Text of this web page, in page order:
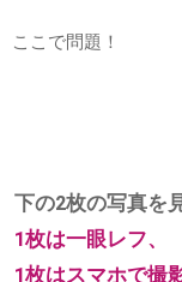
ここで問題！
下の2枚の写真を
1枚は一眼レフ、
1枚はスマホで撮